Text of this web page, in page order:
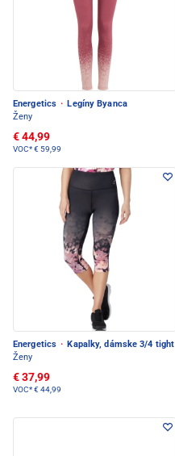
Energetics · Legíny Byanca
Ženy
€ 44,99
VOC*€ 59,99
Energetics · Kapalky, dámske 3/4 tight
Ženy
€ 37,99
VOC*€ 44,99